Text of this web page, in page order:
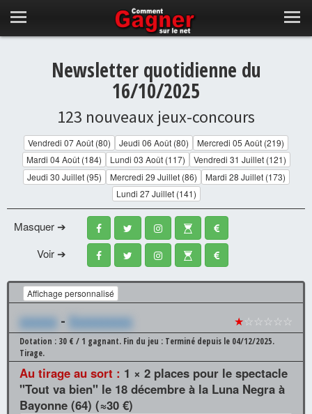
Newsletter quotidienne du
16/10/2025
123 nouveaux jeux-concours
Vendredi 07 Août (80) Jeudi 06 Août (80)
Mercredi 05 Août (219)
Mardi 04 Août (184)
Lundi 03 Août (117)
Vendredi 31 Juillet (121)
Jeudi 30 Juillet (95)
Mercredi 29 Juillet (86)
Mardi 28 Juillet (173)
Lundi 27 Juillet (141)
Masquer ➔
Voir ➔
Affichage personnalisé
xxxxxx - Xxxxxxxxxx ★☆☆☆☆☆
Dotation : 30 € / 1 gagnant. Fin du jeu : Terminé depuis le 04/12/2025.
Tirage.
Au tirage au sort : 1 × 2 places pour le spectacle
"Tout va bien" le 18 décembre à la Luna Negra à
Bayonne (64) (≈30 €)